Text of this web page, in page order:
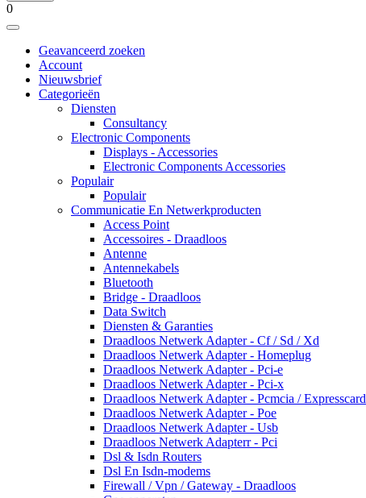
0
Geavanceerd zoeken
Account
Nieuwsbrief
Categorieën
Diensten
Consultancy
Electronic Components
Displays - Accessories
Electronic Components Accessories
Populair
Populair
Communicatie En Netwerkproducten
Access Point
Accessoires - Draadloos
Antenne
Antennekabels
Bluetooth
Bridge - Draadloos
Data Switch
Diensten & Garanties
Draadloos Netwerk Adapter - Cf / Sd / Xd
Draadloos Netwerk Adapter - Homeplug
Draadloos Netwerk Adapter - Pci-e
Draadloos Netwerk Adapter - Pci-x
Draadloos Netwerk Adapter - Pcmcia / Expresscard
Draadloos Netwerk Adapter - Poe
Draadloos Netwerk Adapter - Usb
Draadloos Netwerk Adapterr - Pci
Dsl & Isdn Routers
Dsl En Isdn-modems
Firewall / Vpn / Gateway - Draadloos